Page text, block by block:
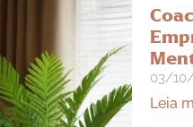
03/
Leia